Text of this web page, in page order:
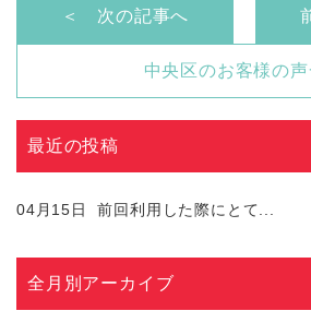
＜ 次の記事へ
中央区のお客様の
最近の投稿
04月15日 前回利用した際にとて...
全月別アーカイブ